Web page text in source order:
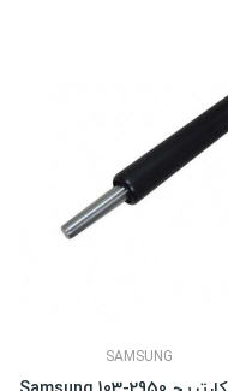
SAMSUNG